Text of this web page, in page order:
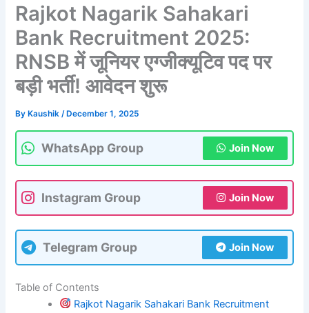
Rajkot Nagarik Sahakari
Bank Recruitment 2025:
RNSB में जूनियर एग्जीक्यूटिव पद पर
बड़ी भर्ती! आवेदन शुरू
By Kaushik/ December 1, 2025
WhatsApp Group Join Now
Instagram Group Join Now
Telegram Group Join Now
Table of Contents
Rajkot Nagarik Sahakari Bank Recruitment